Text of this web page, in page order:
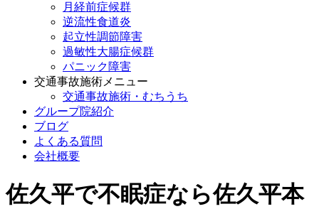
月経前症候群
逆流性食道炎
起立性調節障害
過敏性大腸症候群
パニック障害
交通事故施術メニュー
交通事故施術・むちうち
グループ院紹介
ブログ
よくある質問
会社概要
佐久平で不眠症なら佐久平本